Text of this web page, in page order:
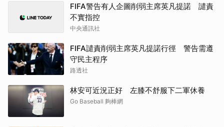
FIFA警告有人企圖削弱主席英凡提諾 譴責
不實指控
中央通訊社
FIFA譴責削弱主席英凡提諾行徑 警告需遵
守民主程序
路透社
林安可近況正好 左膝不舒服下二軍休養
Go Baseball 夠棒網